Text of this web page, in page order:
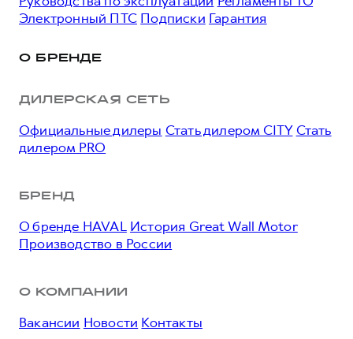
Электронный ПТС Подписки Гарантия
О БРЕНДЕ
ДИЛЕРСКАЯ СЕТЬ
Официальные дилеры Стать дилером CITY Стать
дилером PRO
БРЕНД
О бренде HAVAL История Great Wall Motor
Производство в России
О КОМПАНИИ
Вакансии Новости Контакты